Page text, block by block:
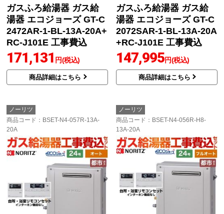
ガスふろ給湯器 ガス給
湯器 エコジョーズ GT-C
2472AR-1-BL-13A-20A+
RC-J101E 工事費込
171,131 円(税込)
商品詳細はこちら
ガスふろ給湯器 ガス給
湯器 エコジョーズ GT-C
2072SAR-1-BL-13A-20A
+RC-J101E 工事費込
147,995円(税込)
商品詳細はこちら
ノーリツ
商品コード ：BSET-N4-057R-13A-
20A
ノーリツ
商品コード ：BSET-N4-056R-H8-
13A-20A